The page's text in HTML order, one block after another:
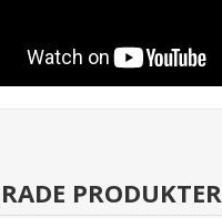
PRODUKTER